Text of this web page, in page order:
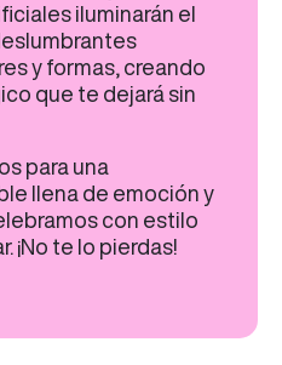
iluminarán el
y formas, creando
que te dejará sin
para una
llena de emoción y
con estilo
¡No te lo pierdas!